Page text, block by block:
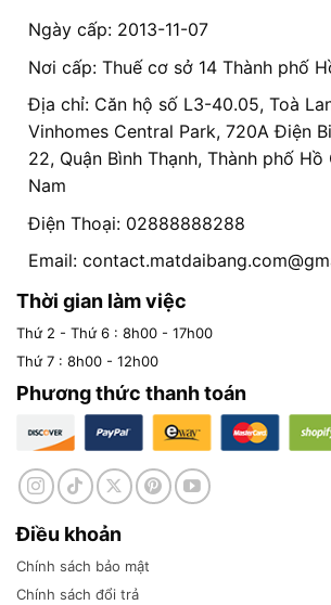
Ngày cấp: 2013-11-07
Nơi cấp: Thuế cơ sở 14 Thành phố
Địa chỉ: Căn hộ số L3-40.05, Toà
Vinhomes Central Park, 720A Điện
22, Quận Bình Thạnh, Thành phố Hồ
Nam
Điện Thoại: 02888888288
Email:
Thời gian làm việc
Thứ 2 - Thứ 6 : 8h00 - 17h00
Thứ 7 : 8h00 - 12h00
Phương thức thanh toán
Điều khoản
Chính sách bảo mật
Chính sách đổi trả